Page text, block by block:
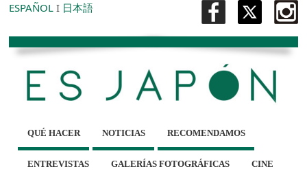
ESPAÑOL I 日本語
QUÉ HACER NOTICIAS RECOMENDAMOS
ENTREVISTAS GALERÍAS FOTOGRÁFICAS CINE